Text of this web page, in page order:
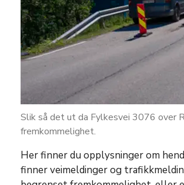
Slik så det ut da Fylkesvei 3076 over
fremkommelighet.
Her finner du opplysninger om
finner veimeldinger og